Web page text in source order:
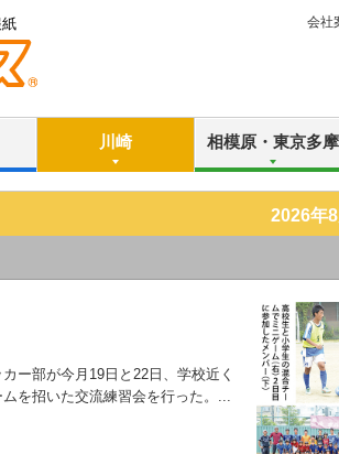
会社
川崎 相模原・東京多摩
2026年
ー部が今月19日と22日、学校近く
を招いた交流練習会を行った。...